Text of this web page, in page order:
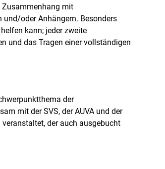
Zusammenhang mit
und/​oder Anhängern. Besonders
kann; jeder zweite
und das ­Tragen einer vollständigen
der
mit der SVS, der AUVA und der
der auch ausgebucht